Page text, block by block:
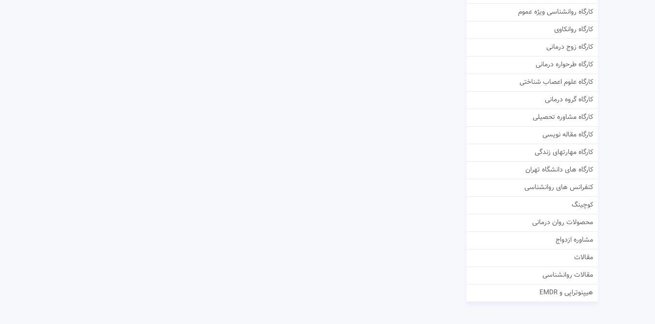
کارگاه روانشناسی ویژه عموم
کارگاه روانکاوی
کارگاه زوج درمانی
کارگاه طرحواره درمانی
کارگاه علوم اعصاب شناختی
کارگاه گروه درمانی
کارگاه مشاوره تحصیلی
کارگاه مقاله نویسی
کارگاه مهارتهای زندگی
کارگاه های دانشگاه تهران
کنفرانس های روانشناسی
کوچینگ
محصولات روان درمانی
مشاوره ازدواج
مقالات
مقالات روانشناسی
هیپنوتراپی و EMDR